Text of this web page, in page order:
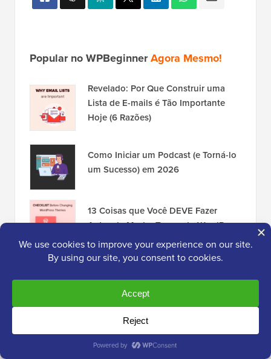
Popular no WPBeginnerAgora Mesmo!
Revelado: Por Que Construir uma
Lista de E-mails é Tão Importante
Hoje (6 Razões)
Como Iniciar um Podcast (e Torná-lo
um Sucesso) em 2026
13 Coisas que Você DEVE Fazer
Antes de Mudar Temas do WordPress
Como Mover Facilmente Seu Blog do
WordPress.com para o
WordPress.org
Nosso conteúdo é apoiado pelo leitor. Isso